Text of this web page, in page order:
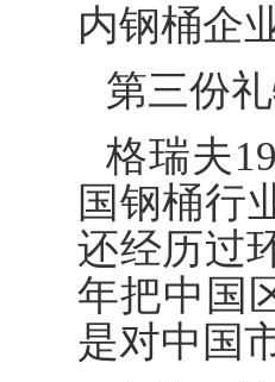
内钢桶企
第三份
格瑞夫
国钢桶行
还经历过
年把中国
是对中国